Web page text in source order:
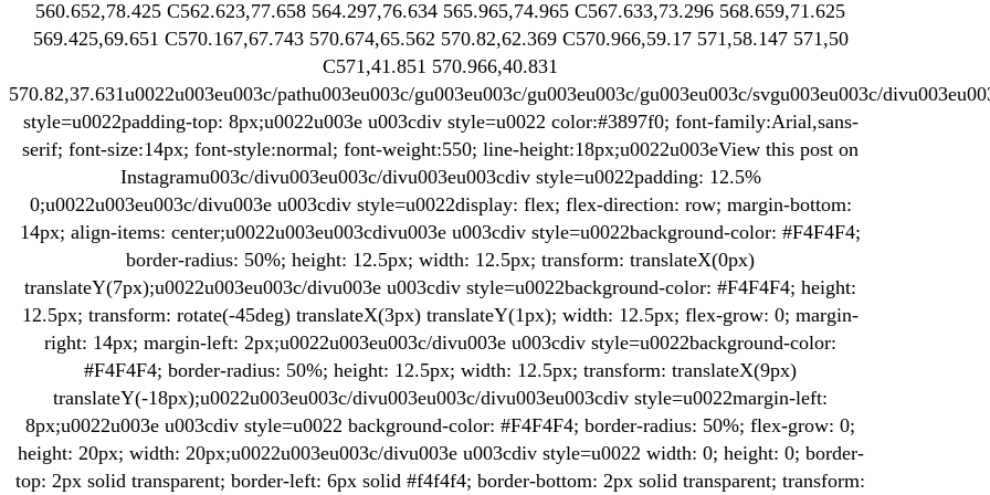
560.652,78.425 C562.623,77.658 564.297,76.634 565.965,74.965 C567.633,73.296 568.659,71.625
569.425,69.651 C570.167,67.743 570.674,65.562 570.82,62.369 C570.966,59.17 571,58.147 571,50
C571,41.851 570.966,40.831
570.82,37.631u0022u003eu003c/pathu003eu003c/gu003eu003c/gu003eu003c/gu003eu003c/svgu003eu003c/
style=u0022padding-top: 8px;u0022u003e u003cdiv style=u0022 color:#3897f0; font-family:Arial,sans-
serif; font-size:14px; font-style:normal; font-weight:550; line-height:18px;u0022u003eView this post on
Instagramu003c/divu003eu003c/divu003eu003cdiv style=u0022padding: 12.5%
0;u0022u003eu003c/divu003e u003cdiv style=u0022display: flex; flex-direction: row; margin-bottom:
14px; align-items: center;u0022u003eu003cdivu003e u003cdiv style=u0022background-color: #F4F4F4;
border-radius: 50%; height: 12.5px; width: 12.5px; transform: translateX(0px)
translateY(7px);u0022u003eu003c/divu003e u003cdiv style=u0022background-color: #F4F4F4; height:
12.5px; transform: rotate(-45deg) translateX(3px) translateY(1px); width: 12.5px; flex-grow: 0; margin-
right: 14px; margin-left: 2px;u0022u003eu003c/divu003e u003cdiv style=u0022background-color:
#F4F4F4; border-radius: 50%; height: 12.5px; width: 12.5px; transform: translateX(9px)
translateY(-18px);u0022u003eu003c/divu003eu003c/divu003eu003cdiv style=u0022margin-left:
8px;u0022u003e u003cdiv style=u0022 background-color: #F4F4F4; border-radius: 50%; flex-grow: 0;
height: 20px; width: 20px;u0022u003eu003c/divu003e u003cdiv style=u0022 width: 0; height: 0; border-
top: 2px solid transparent; border-left: 6px solid #f4f4f4; border-bottom: 2px solid transparent; transform: